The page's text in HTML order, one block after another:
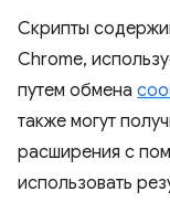
Скрипты
Chrome,
путем обмена
также могут
расширения с
использовать